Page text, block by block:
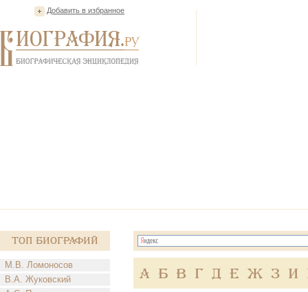
Добавить в избранное
Топ Биографий
М.В. Ломоносов
В.А. Жуковский
А Б В Г Д Е Ж З И